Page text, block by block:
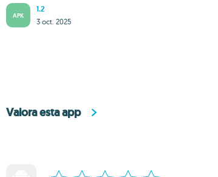
APK
1.2
3 oct. 2025
Valora esta app